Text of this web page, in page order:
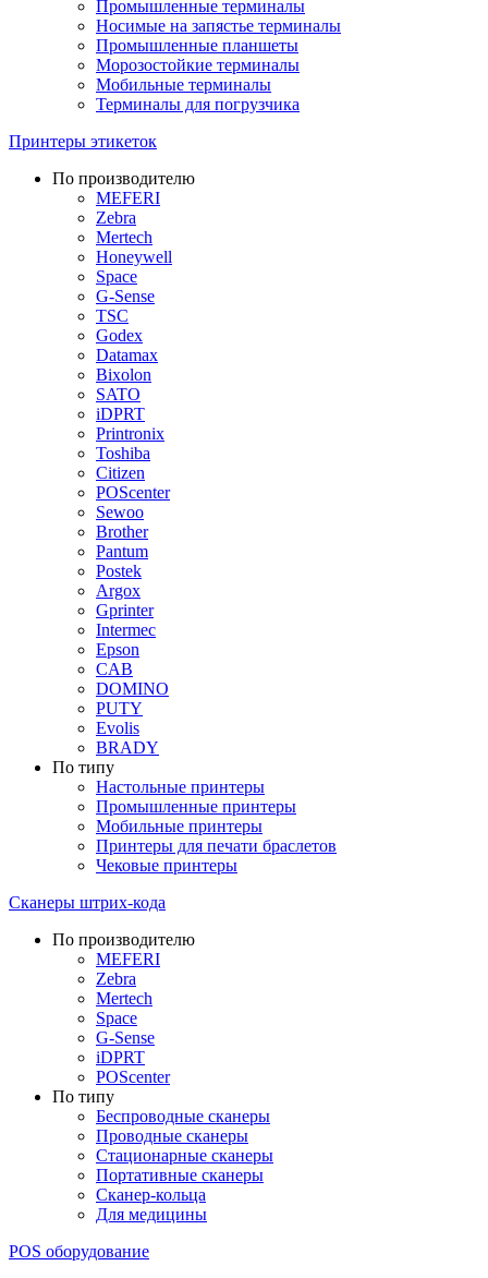
Промышленные терминалы
Носимые на запястье терминалы
Промышленные планшеты
Морозостойкие терминалы
Мобильные терминалы
Терминалы для погрузчика
Принтеры этикеток
По производителю
MEFERI
Zebra
Mertech
Honeywell
Space
G-Sense
TSC
Godex
Datamax
Bixolon
SATO
iDPRT
Printronix
Toshiba
Citizen
POScenter
Sewoo
Brother
Pantum
Postek
Argox
Gprinter
Intermec
Epson
CAB
DOMINO
PUTY
Evolis
BRADY
По типу
Настольные принтеры
Промышленные принтеры
Мобильные принтеры
Принтеры для печати браслетов
Чековые принтеры
Сканеры штрих-кода
По производителю
MEFERI
Zebra
Mertech
Space
G-Sense
iDPRT
POScenter
По типу
Беспроводные сканеры
Проводные сканеры
Стационарные сканеры
Портативные сканеры
Сканер-кольца
Для медицины
POS оборудование